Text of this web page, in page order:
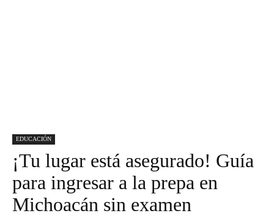
EDUCACIÓN
¡Tu lugar está asegurado! Guía
para ingresar a la prepa en
Michoacán sin examen